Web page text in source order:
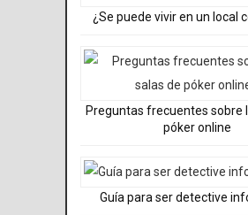
¿Se puede vivir en un local
Preguntas frecuentes sobre
póker online
Guía para ser detective